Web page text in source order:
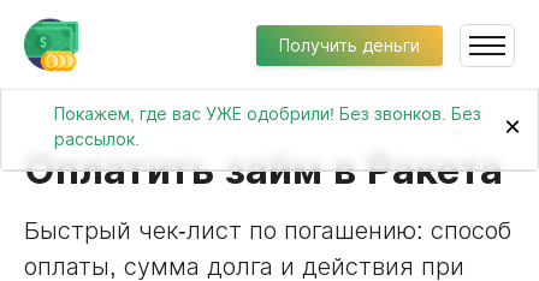
Получить деньги
Покажем, где вас УЖЕ одобрили! Без звонков. Без
рассылок.
×
Оплатить займ в Ракета
Быстрый чек-лист по погашению: способ
оплаты, сумма долга и действия при